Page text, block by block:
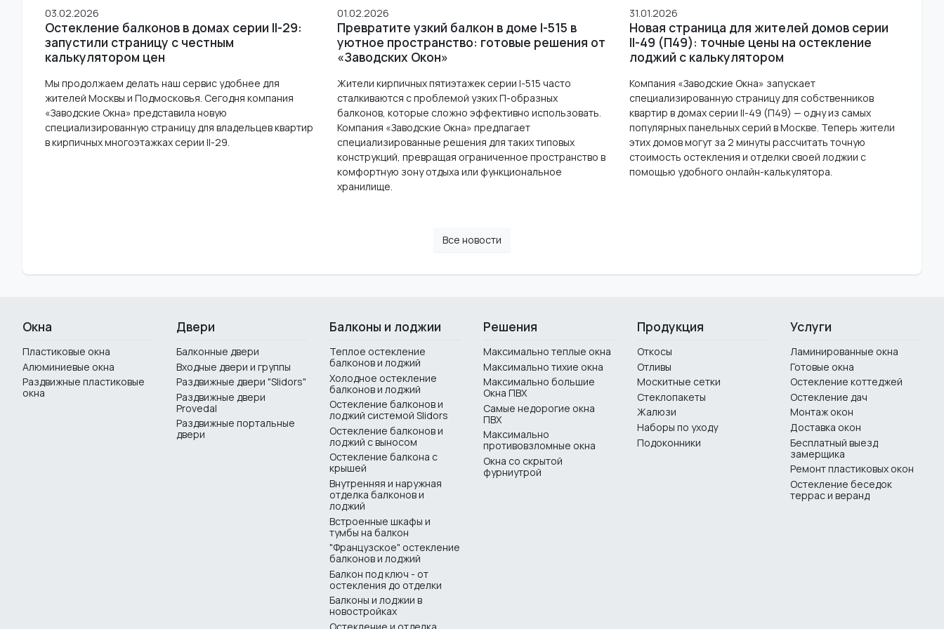
03.02.2026
Остекление балконов в домах серии II-29:
запустили страницу с честным
калькулятором цен
Мы продолжаем делать наш сервис удобнее для
жителей Москвы и Подмосковья. Сегодня компания
«Заводские Окна» представила новую
специализированную страницу для владельцев квартир
в кирпичных многоэтажках серии II-29.
01.02.2026
Превратите узкий балкон в доме I-515 в
уютное пространство: готовые решения от
«Заводских Окон»
Жители кирпичных пятиэтажек серии I-515 часто
сталкиваются с проблемой узких П-образных
балконов, которые сложно эффективно использовать.
Компания «Заводские Окна» предлагает
специализированные решения для таких типовых
конструкций, превращая ограниченное пространство в
комфортную зону отдыха или функциональное
хранилище.
31.01.2026
Новая страница для жителей домов серии
II-49 (П49): точные цены на остекление
лоджий с калькулятором
Компания «Заводские Окна» запускает
специализированную страницу для собственников
квартир в домах серии II-49 (П49) — одну из самых
популярных панельных серий в Москве. Теперь жители
этих домов могут за 2 минуты рассчитать точную
стоимость остекления и отделки своей лоджии с
помощью удобного онлайн-калькулятора.
Все новости
Окна
Пластиковые окна
Алюминиевые окна
Раздвижные пластиковые
окна
Двери
Балконные двери
Входные двери и группы
Раздвижные двери "Slidors"
Раздвижные двери
Provedal
Раздвижные портальные
двери
Балконы и лоджии
Теплое остекление
балконов и лоджий
Холодное остекление
балконов и лоджий
Остекление балконов и
лоджий системой Slidors
Остекление балконов и
лоджий с выносом
Остекление балкона с
крышей
Внутренняя и наружная
отделка балконов и
лоджий
Встроенные шкафы и
тумбы на балкон
"Французское" остекление
балконов и лоджий
Балкон под ключ - от
остекления до отделки
Балконы и лоджии в
новостройках
Решения
Максимально теплые окна
Максимально тихие окна
Максимально большие
Окна ПВХ
Самые недорогие окна
ПВХ
Максимально
противовзломные окна
Окна со скрытой
фурниутрой
Продукция
Откосы
Отливы
Москитные сетки
Стеклопакеты
Жалюзи
Наборы по уходу
Подоконники
Услуги
Ламинированные окна
Готовые окна
Остекление коттеджей
Остекление дач
Монтаж окон
Доставка окон
Бесплатный выезд
замерщика
Ремонт пластиковых окон
Остекление беседок
террас и веранд